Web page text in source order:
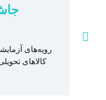
رویه‌های
کالاهای